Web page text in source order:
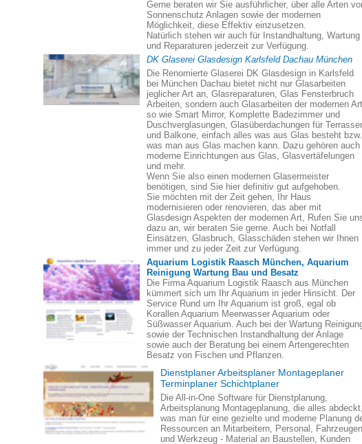
Gerne beraten wir Sie ausführlicher, über alle Arten
Sonnenschutz Anlagen sowie der modernen
Möglichkeit, diese Effektiv einzusetzen.
Natürlich stehen wir auch für Instandhaltung, Wartung
und Reparaturen jederzeit zur Verfügung.
DK Glaserei Glasdesign Karlsfeld Dachau München
Die Renomierte Glaserei DK Glasdesign in Karlsfeld
bei München Dachau bietet nicht nur Glasarbeiten
jeglicher Art an, Glasreparaturen, Glas Fensterbruch
Arbeiten, sondern auch Glasarbeiten der modernen
so wie Smart Mirror, Komplette Badezimmer und
Duschverglasungen, Glasüberdachungen für
und Balkone, einfach alles was aus Glas besteht bzw.
was man aus Glas machen kann. Dazu gehören auch
moderne Einrichtungen aus Glas, Glasvertäfelungen
und mehr.
Wenn Sie also einen modernen Glasermeister
benötigen, sind Sie hier definitiv gut aufgehoben.
Sie möchten mit der Zeit gehen, Ihr Haus
modernisieren oder renovieren, das aber mit
Glasdesign Aspekten der modernen Art, Rufen Sie
dazu an, wir beraten Sie gerne. Auch bei Notfall
Einsätzen, Glasbruch, Glasschäden stehen wir Ihnen
immer und zu jeder Zeit zur Verfügung.
Aquarium Logistik Raasch München, Aquarium
Reinigung Wartung Bau und Besatz
Die Firma Aquarium Logistik Raasch aus München
kümmert sich um Ihr Aquarium in jeder Hinsicht. Der
Service Rund um Ihr Aquarium ist groß, egal ob
Korallen Aquarium Meerwasser Aquarium oder
Süßwasser Aquarium. Auch bei der Wartung
sowie der Technischen Instandhaltung der Anlage
sowie auch der Beratung bei einem Artengerechten
Besatz von Fischen und Pflanzen.
Dienstplaner Arbeitsplaner Montageplaner
Terminplaner Schichtplaner
Die All-in-One Software für Dienstplanung,
Arbeitsplanung Montageplanung, die alles
was man für eine gezielte und moderne Planung
Ressourcen an Mitarbeitern, Personal, Fahrzeugen
und Werkzeug - Material an Baustellen, Kunden